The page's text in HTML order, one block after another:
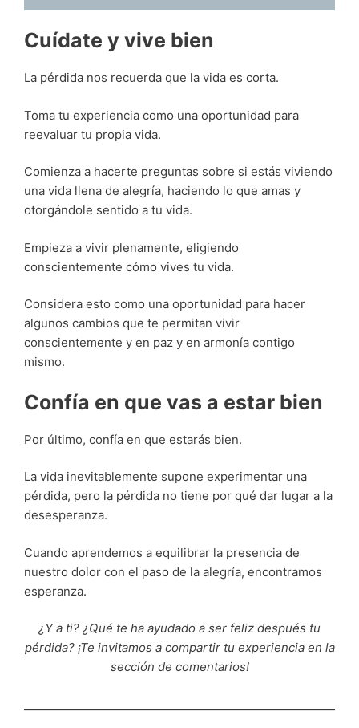
Cuídate y vive bien
La pérdida nos recuerda que la vida es corta.
Toma tu experiencia como una oportunidad para
reevaluar tu propia vida.
Comienza a hacerte preguntas sobre si estás viviendo
una vida llena de alegría, haciendo lo que amas y
otorgándole sentido a tu vida.
Empieza a vivir plenamente, eligiendo
conscientemente cómo vives tu vida.
Considera esto como una oportunidad para hacer
algunos cambios que te permitan vivir
conscientemente y en paz y en armonía contigo
mismo.
Confía en que vas a estar bien
Por último, confía en que estarás bien.
La vida inevitablemente supone experimentar una
pérdida, pero la pérdida no tiene por qué dar lugar a la
desesperanza.
Cuando aprendemos a equilibrar la presencia de
nuestro dolor con el paso de la alegría, encontramos
esperanza.
¿Y a ti? ¿Qué te ha ayudado a ser feliz después tu
pérdida? ¡Te invitamos a compartir tu experiencia en la
sección de comentarios!